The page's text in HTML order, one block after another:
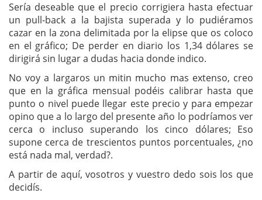
Sería deseable que el precio corrigiera hasta efectuar
un pull-back a la bajista superada y lo pudiéramos
cazar en la zona delimitada por la elipse que os coloco
en el gráfico; De perder en diario los 1,34 dólares se
dirigirá sin lugar a dudas hacia donde indico.
No voy a largaros un mitin mucho mas extenso, creo
que en la gráfica mensual podéis calibrar hasta que
punto o nivel puede llegar este precio y para empezar
opino que a lo largo del presente año lo podríamos ver
cerca o incluso superando los cinco dólares; Eso
supone cerca de trescientos puntos porcentuales, ¿no
está nada mal, verdad?.
A partir de aquí, vosotros y vuestro dedo sois los que
decidís.